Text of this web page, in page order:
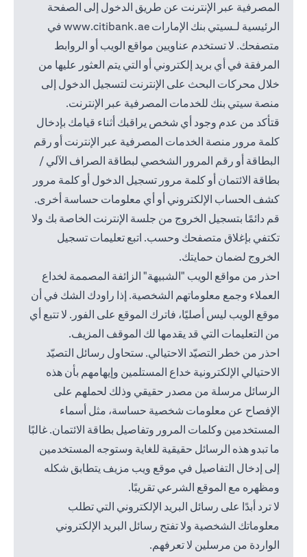
المصرفية عبر الإنترنت عن طريق الدخول إلى الصفحة
الرئيسية لـسيتي بنك الإمارات www.citibank.ae
(opens in a new tab)في
متصفحك. لا تستخدم عناويين مواقع الويب أو الروابط
المرفقة في أي بريد إلكتروني أو التي يتم العثور عليها من
خلال محركات البحث على الإنترنت لتسجيل الدخول إلى
منصة سيتي بنك للخدمات المصرفية عبر الإنترنت.
قتأكد من عدم وجود أي شخص يراقبك أثناء قيامك بإدخال
كلمة مرور منصة الخدمات المصرفية عبر الإنترنت أو رقم
البطاقة أو رقم المرور الشخصي لبطاقة الصراف الآلي /
بطاقة الائتمان أو كلمة مرور تسجيل الدخول أو كلمة مرور
كشف الحساب الإلكتروني أو أي معلومات حساسة أخرى.
قم دائمًا بتسجيل الخروج من جلسة الإنترنت الخاصة بك ولا
تكتفي بإغلاق متصفحك وحسب. اتبع تعليمات تسجيل
الخروج لضمان حمايتك.
احذر من مواقع الويب "الشبيهة" الزائفة المصممة لخداع
العملاء وجمع معلوماتهم الشخصية. إذا راودك الشك في أن
موقع الويب ليس أصليًا، فاترك الموقع على الفور. لا تتبع أي
من التعليمات التي قد يقدمها لك الموقف المزيف.
احذر من خطر التصيّد الاحتيالي. ستحاول رسائل التصيّد
الاحتيالي الإلكترونية خداع المستلمين وإيهامهم بأن هذه
الرسائل مرسلة من مصدر حقيقي وذلك لحملهم على
الإفصاح عن معلومات شخصية حساسة، مثل أسماء
المستخدمين وكلمات المرور وتفاصيل بطاقة الائتمان. غالبًا
ما تبدو هذه الرسائل حقيقية للغاية وستوجه المستخدمين
إلى إدخال التفاصيل في موقع ويب مزيف يتطابق شكله
ومظهره مع الموقع الشرعي تقريبًا.
لا ترد أبدًا على رسائل البريد الإلكتروني التي تطلب
معلوماتك الشخصية ولا تفتح رسائل البريد الإلكتروني
الواردة من مرسلين لا تعرفهم.